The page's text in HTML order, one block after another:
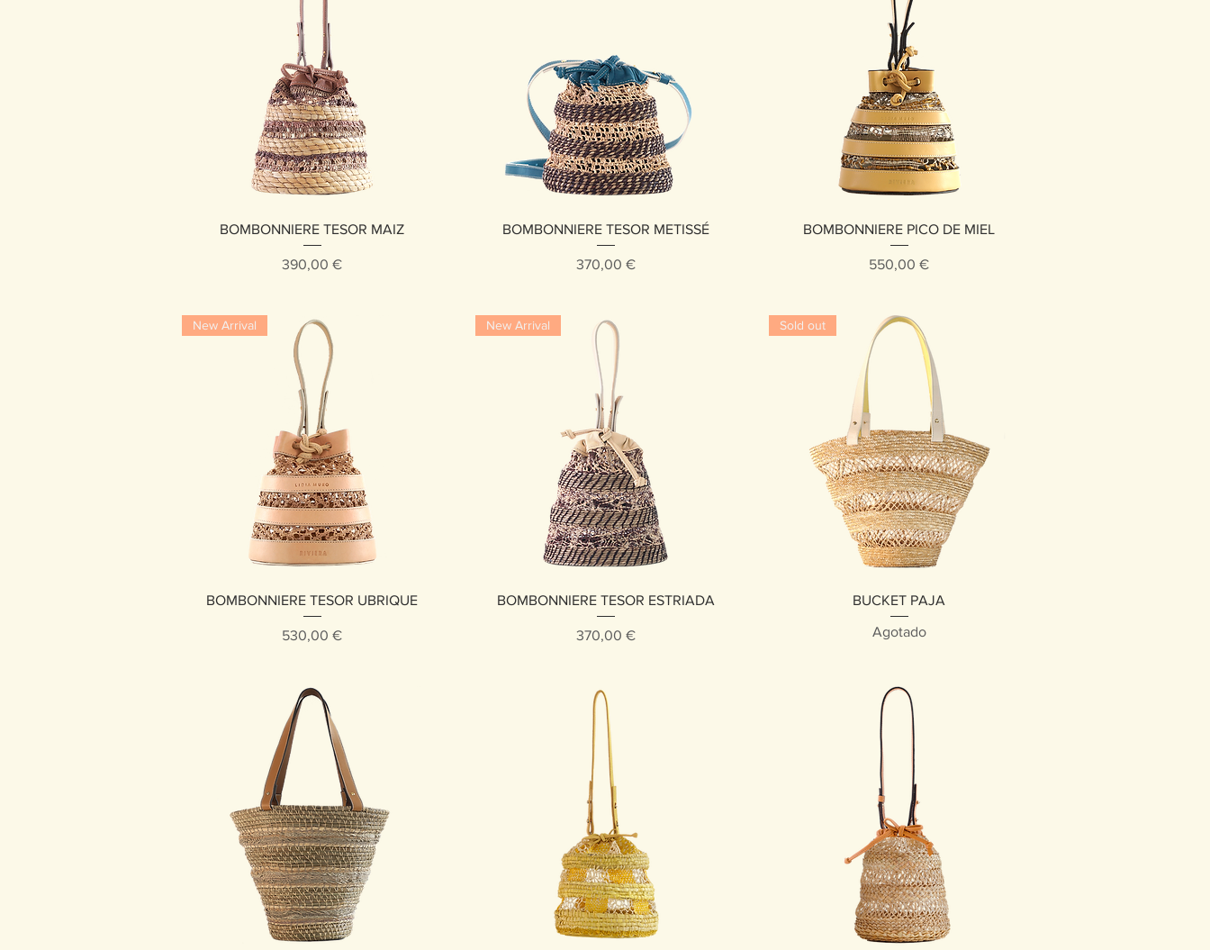
Vista rápida
BOMBONNIERE TESOR MAIZ
Precio
390,00 €
Vista rápida
BOMBONNIERE TESOR METISSÉ
Precio
370,00 €
Vista rápida
BOMBONNIERE PICO DE MIEL
Precio
550,00 €
Vista rápida
New Arrival
BOMBONNIERE TESOR UBRIQUE
Precio
530,00 €
Vista rápida
New Arrival
BOMBONNIERE TESOR ESTRIADA
Precio
370,00 €
Vista rápida
Sold out
BUCKET PAJA
Agotado